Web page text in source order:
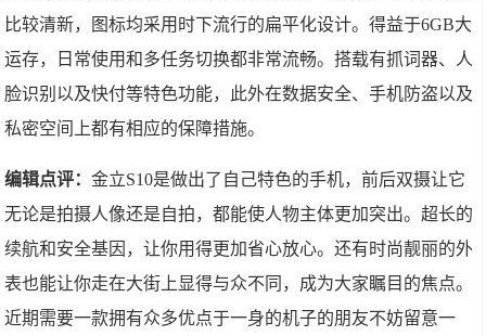
比较清新，图标均采用时下流行的扁平化设计。得益于6GB大
运存，日常使用和多任务切换都非常流畅。搭载有抓词器、人
脸识别以及快付等特色功能，此外在数据安全、手机防盗以及
私密空间上都有相应的保障措施。
编辑点评：金立S10是做出了自己特色的手机，前后双摄让它
无论是拍摄人像还是自拍，都能使人物主体更加突出。超长的
续航和安全基因，让你用得更加省心放心。还有时尚靓丽的外
表也能让你走在大街上显得与众不同，成为大家瞩目的焦点。
近期需要一款拥有众多优点于一身的机子的朋友不妨留意一